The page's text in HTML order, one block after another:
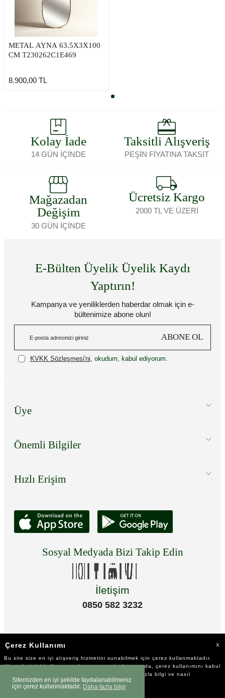
Sitemizden en iyi şekilde faydalanabilmeniz
için çerez kullanmaktadır. Daha fazla bilgi
METAL AYNA 63.5X3X100
CM T230262C1E469
8.900,00 TL
Kolay İade
14 GÜN İÇİNDE
Taksitli Alışveriş
PEŞİN FİYATINA TAKSİT
Mağazadan
Değişim
30 GÜN İÇİNDE
Ücretsiz Kargo
2000 TL VE ÜZERİ
E-Bülten Üyelik Üyelik Kaydı
Yaptırın!
Kampanya ve yeniliklerden haberdar olmak için e-
bültenimize abone olun!
ABONE OL
KVKK Sözleşmesi'ni , okudum, kabul ediyorum.
Üye
Önemli Bilgiler
Hızlı Erişim
Sosyal Medyada Bizi Takip Edin
İletişim
0850 582 3232
©2023 Tüm Hakkı Saklıdır.
Çerez Kullanımı X
Bu site size en iyi alışveriş hizmetini sunabilmek için çerez kullanmaktadır.
Hizmetlerimizi kullanmaya devam etmeniz durumunda, çerez kullanımını kabul
ettiğinizi varsayacağız. Çerezler hakkında daha fazla bilgi ve nasıl
reddedeceğinizi öğrenmek içintıklayınız